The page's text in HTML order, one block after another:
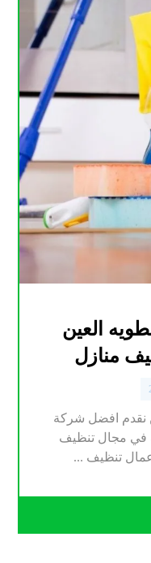
العين
نقدم افضل شركة
في مجال تنظيف
تنظيف ...